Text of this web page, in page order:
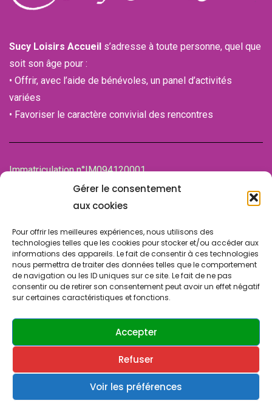
Gérer le consentement
aux cookies
Pour offrir les meilleures expériences, nous utilisons des
technologies telles que les cookies pour stocker et/ou accéder aux
informations des appareils. Le fait de consentir à ces technologies
nous permettra de traiter des données telles que le comportement
de navigation ou les ID uniques sur ce site. Le fait de ne pas
consentir ou de retirer son consentement peut avoir un effet négatif
sur certaines caractéristiques et fonctions.
Accepter
Refuser
Voir les préférences
Sucy Loisirs Accueil s’adresse à toute personne, quel que
soit son âge pour :
• Offrir, avec l’aide de bénévoles, un panel d’activités
variées
• Favoriser le caractère convivial des rencontres
Immatriculation n°IM094120001
de la Chambre des associations (CDA)
94100 SAINT-MAUR-DES-FOSSES
Design & Développement par
Politique de confidentialité
Cookies & vie privée